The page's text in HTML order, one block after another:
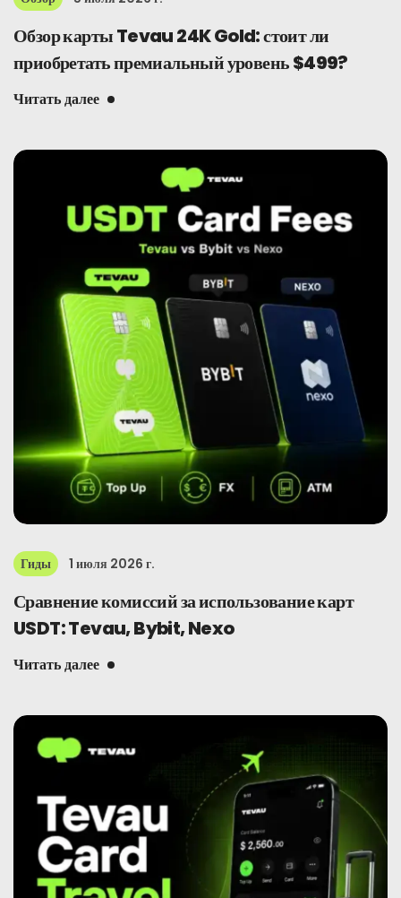
Обзор карты Tevau 24K Gold: стоит ли
приобретать премиальный уровень $499?
Читать далее
Гиды 1 июля 2026 г.
Сравнение комиссий за использование карт
USDT: Tevau, Bybit, Nexo
Читать далее